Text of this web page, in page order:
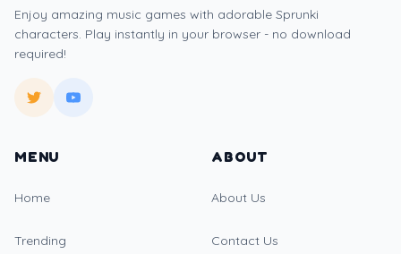
Enjoy amazing music games with adorable Sprunki
characters. Play instantly in your browser - no download
required!
MENU
Home
Trending
ABOUT
About Us
Contact Us